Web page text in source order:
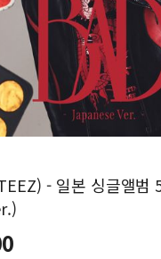
- 일본 싱글앨범